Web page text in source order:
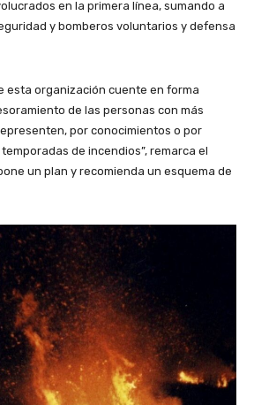
en la primera línea, sumando a
y bomberos voluntarios y defensa
esta organización cuente en forma
de las personas con más
por conocimientos o por
de incendios”, remarca el
un plan y recomienda un esquema de